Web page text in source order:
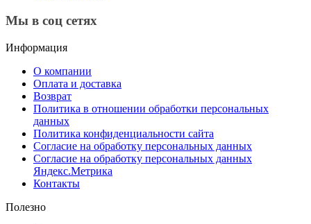
Мы в соц сетях
Информация
О компании
Оплата и доставка
Возврат
Политика в отношении обработки персональных
данных
Политика конфиденциальности сайта
Согласие на обработку персональных данных
Согласие на обработку персональных данных
Яндекс.Метрика
Контакты
Полезно